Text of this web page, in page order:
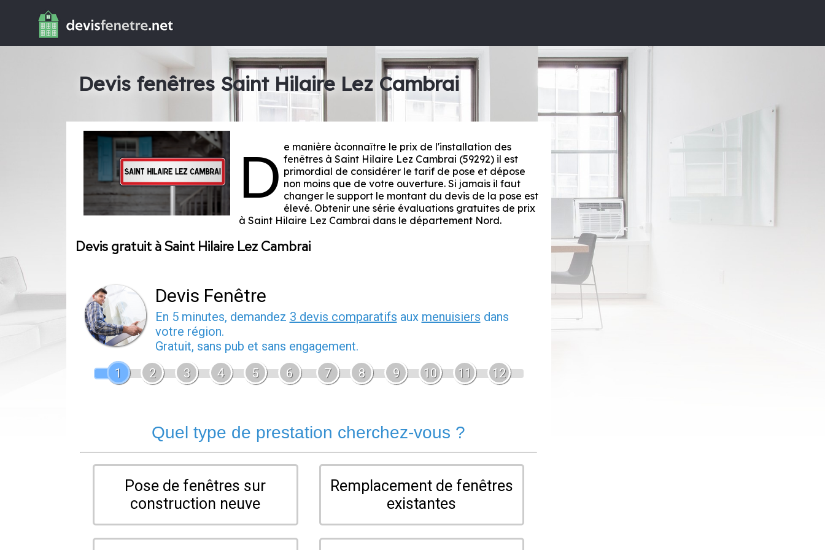
Devis fenêtres Saint Hilaire Lez Cambrai
D e manière àconnaître le prix de l'installation des
fenêtres à Saint Hilaire Lez Cambrai (59292) il est
primordial de considérer le tarif de pose et dépose
non moins que de votre ouverture. Si jamais il faut
changer le support le montant du devis de la pose est
élevé. Obtenir une série évaluations gratuites de prix
à Saint Hilaire Lez Cambrai dans le département Nord.
Devis gratuit à Saint Hilaire Lez Cambrai
Devis Fenêtre
En 5 minutes, demandez 3 devis comparatifs aux menuisiers dans
votre région.
Gratuit, sans pub et sans engagement.
1
2 3 4 5 6 7 8 9 10 11 12
Quel type de prestation cherchez-vous ?
Pose de fenêtres sur
construction neuve
Remplacement de fenêtres
existantes